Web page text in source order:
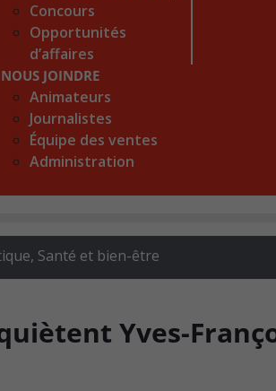
Concours
Opportunités
d’affaires
NOUS JOINDRE
Animateurs
Journalistes
Équipe des ventes
Administration
, Santé et bien-être
Yves-